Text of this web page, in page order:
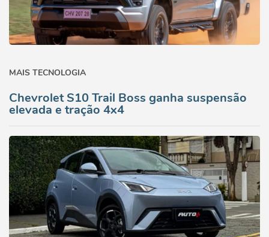
MAIS TECNOLOGIA
Chevrolet S10 Trail Boss ganha suspensão
elevada e tração 4x4